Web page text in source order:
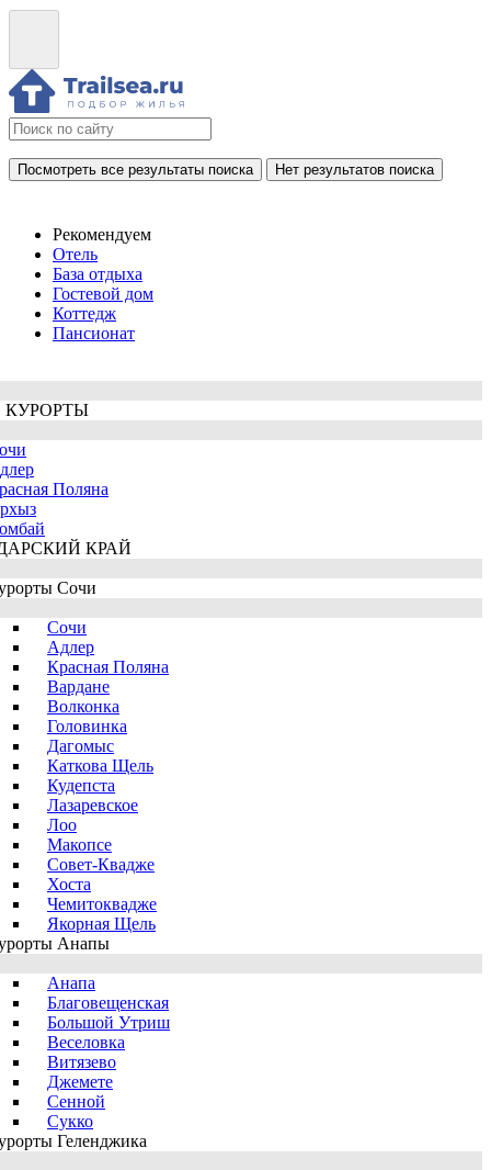
Посмотреть все результаты поиска Нет результатов поиска
Рекомендуем
Отель
База отдыха
Гостевой дом
Коттедж
Пансионат
КУРОРТЫ
Поляна
КРАЙ
Сочи
Сочи
Адлер
Красная Поляна
Вардане
Волконка
Головинка
Дагомыс
Каткова Щель
Кудепста
Лазаревское
Лоо
Макопсе
Совет-Квадже
Хоста
Чемитоквадже
Якорная Щель
Анапы
Анапа
Благовещенская
Большой Утриш
Веселовка
Витязево
Джемете
Сенной
Сукко
Геленджика